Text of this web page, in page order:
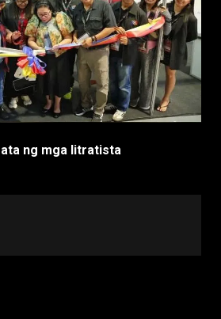
ng mga litratista